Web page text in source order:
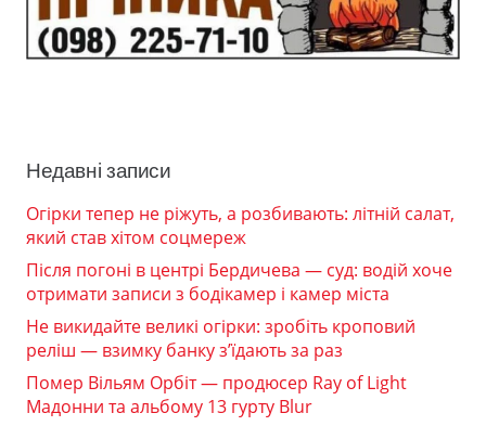
Недавні записи
Огірки тепер не ріжуть, а розбивають: літній салат,
який став хітом соцмереж
Після погоні в центрі Бердичева — суд: водій хоче
отримати записи з бодікамер і камер міста
Не викидайте великі огірки: зробіть кроповий
реліш — взимку банку з’їдають за раз
Помер Вільям Орбіт — продюсер Ray of Light
Мадонни та альбому 13 гурту Blur